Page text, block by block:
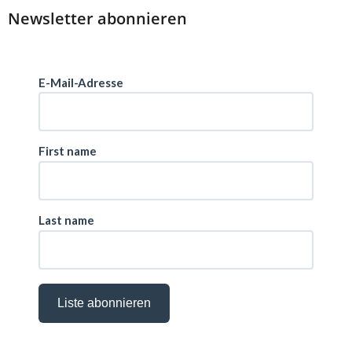
Newsletter abonnieren